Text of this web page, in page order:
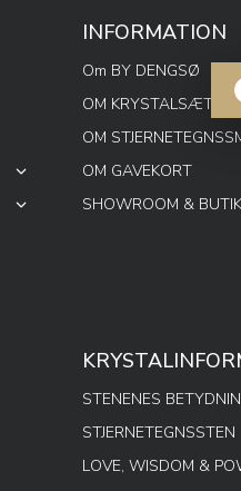
INFORMATION
Om BY DENGSØ
OM KRYSTALSÆT
OM
OM GAVEKORT
SHOWROOM &
STENENES
STJERNETEGNSSTEN
LOVE, WISDOM &